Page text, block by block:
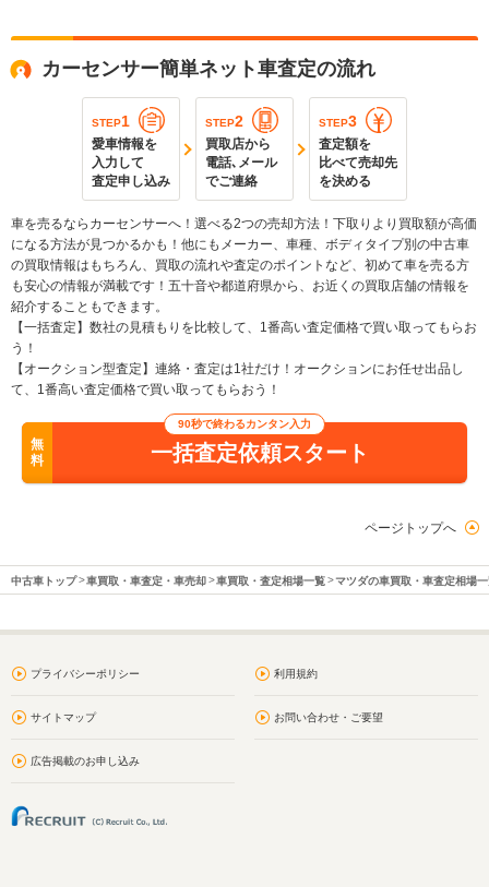
カーセンサー簡単ネット車査定の流れ
STEP1
愛車情報を
入力して
査定申し込み
STEP2
買取店から
電話､メール
でご連絡
STEP3
査定額を
比べて売却先
を決める
車を売るならカーセンサーへ！選べる2つの売却方法！下取りより買取額が高価
になる方法が見つかるかも！他にもメーカー、車種、ボディタイプ別の中古車
の買取情報はもちろん、買取の流れや査定のポイントなど、初めて車を売る方
も安心の情報が満載です！五十音や都道府県から、お近くの買取店舗の情報を
紹介することもできます。
【一括査定】数社の見積もりを比較して、1番高い査定価格で買い取ってもらお
う！
【オークション型査定】連絡・査定は1社だけ！オークションにお任せ出品し
て、1番高い査定価格で買い取ってもらおう！
無
料
90秒で終わるカンタン入力
一括査定依頼スタート
ページトップへ
中古車トップ 車買取・車査定・車売却 車買取・査定相場一覧 マツダの車買取・車査定相場
プライバシーポリシー 利用規約
サイトマップ お問い合わせ・ご要望
広告掲載のお申し込み